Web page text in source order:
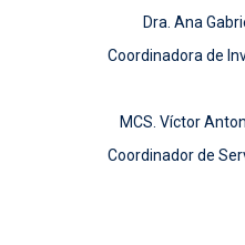
Dra. Ana
Coordinadora de
MCS. Víctor
Coordinador de